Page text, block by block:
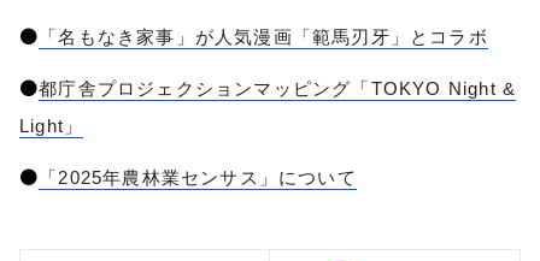
● 「名もなき家事」が人気漫画「範馬刃牙」とコラボ
●都庁舎プロジェクションマッピング「TOKYO Night &
Light」
● 「2025年農林業センサス」について